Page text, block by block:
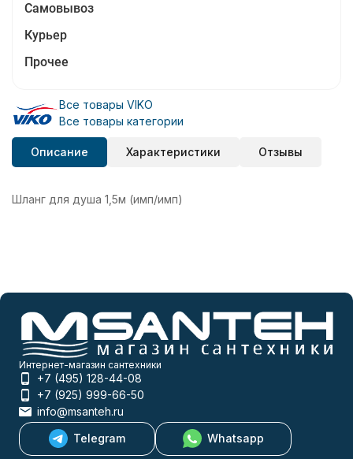
Самовывоз
Курьер
Прочее
Все товары VIKO
Все товары категории
Описание Характеристики Отзывы
Шланг для душа 1,5м (имп/имп)
Интернет-магазин сантехники
+7 (495) 128-44-08
+7 (925) 999-66-50
info@msanteh.ru
Telegram
Whatsapp